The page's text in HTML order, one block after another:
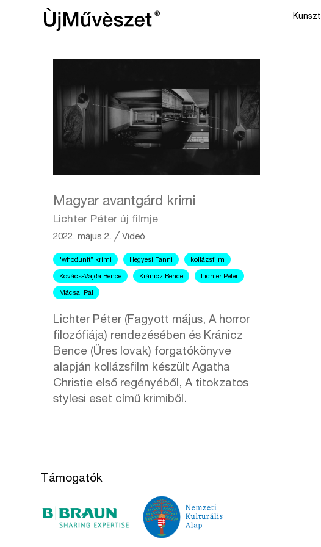
Kunszt
Magyar avantgárd krimi
Lichter Péter új filmje
2022. május 2. ╱Videó
"whodunit” krimi Hegyesi Fanni kollázsfilm
Kovács-Vajda Bence Kránicz Bence Lichter Péter
Mácsai Pál
Lichter Péter (Fagyott május, A horror
filozófiája) rendezésében és Kránicz
Bence (Üres lovak) forgatókönyve
alapján kollázsfilm készült Agatha
Christie első regényéből, A titokzatos
stylesi eset című krimiből.
Támogatók